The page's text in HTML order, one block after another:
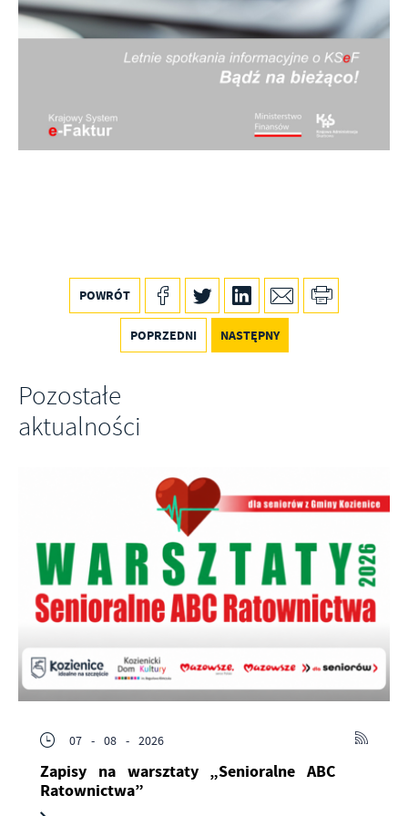
POWRÓT
POPRZEDNI NASTĘPNY
Pozostałe
aktualności
07 - 08 - 2026
Zapisy na warsztaty „Senioralne ABC
Ratownictwa”